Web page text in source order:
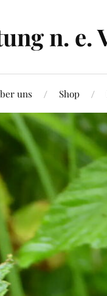
n. e.
uns Shop